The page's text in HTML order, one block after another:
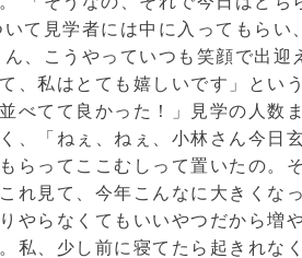
いて見学者には中に入ってもら
、こうやっていつも笑顔で出
、私はとても嬉しいです」とい
べてて良かった！」見学の人数
、「ねぇ、ねぇ、小林さん今日
らってここむしって置いたの。
れ見て、今年こんなに大きくな
やらなくてもいいやつだから増
私、少し前に寝てたら起きれな